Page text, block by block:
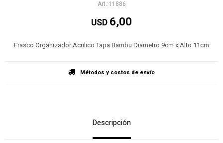
11886
USD 6,00
Frasco Organizador Acrilico Tapa Bambu Diametro 9cm x Alto 11cm
Métodos y costos de envío
Descripción